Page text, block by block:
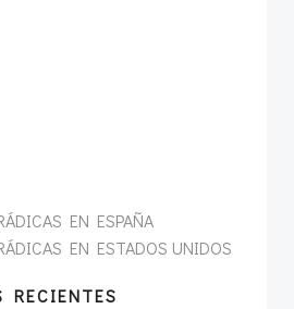
EN ESPAÑA
EN ESTADOS UNIDOS
RECIENTES